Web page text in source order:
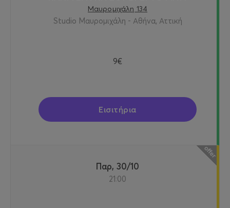
Μαυρομιχάλη 134
Studio Μαυρομιχάλη - Αθήνα, Αττική
9€
Εισιτήρια
Παρ, 30/10
21:00